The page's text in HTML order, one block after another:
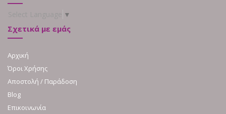
▼
Σχετικά με εμάς
Αρχική
Όροι Χρήσης
Αποστολή / Παράδοση
Blog
Επικοινωνία